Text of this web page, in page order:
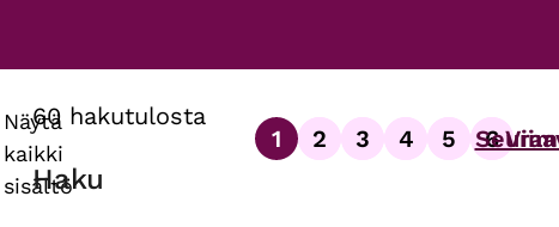
Näytä
kaikki
sisältö
60 hakutulosta
Haku
Sivutus
Sivu
1
Sivu
2
Sivu
3
Sivu
4
Sivu
5
Sivu
6